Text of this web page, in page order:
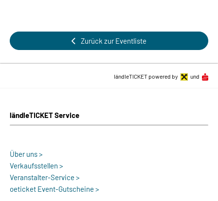
Zurück zur Eventliste
ländleTICKET Service
Über uns >
Verkaufsstellen >
Veranstalter-Service >
oeticket Event-Gutscheine >
ländleTICKET powered by und